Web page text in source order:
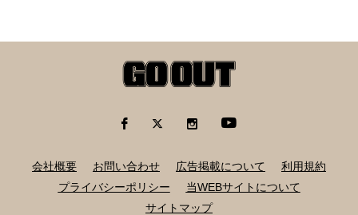
会社概要 お問い合わせ 広告掲載について
利用規約
プライバシーポリシー
当WEBサイトについて
サイトマップ